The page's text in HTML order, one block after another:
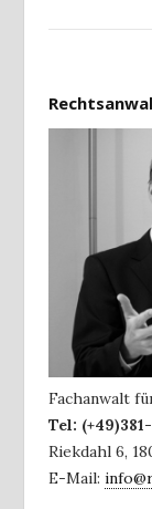
Fachanwalt
Tel:
Riekdahl 6,
E-Mail: